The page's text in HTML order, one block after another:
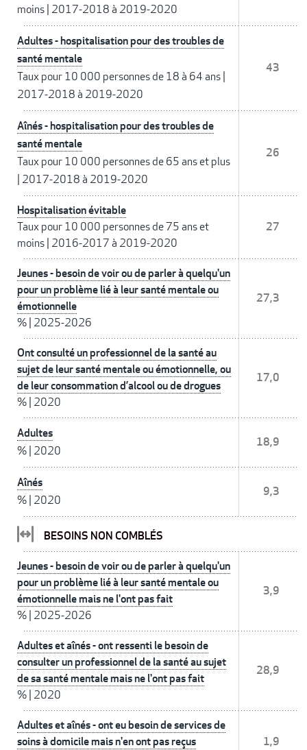
moins 2017-2018 à 2019-2020
Adultes - hospitalisation pour des troubles de
santé mentale
Taux pour 10 000 personnes de 18 à 64 ans
2017-2018 à 2019-2020
43
Aînés - hospitalisation pour des troubles de
santé mentale
Taux pour 10 000 personnes de 65 ans et plus
2017-2018 à 2019-2020
26
Hospitalisation évitable
Taux pour 10 000 personnes de 75 ans et
moins 2016-2017 à 2019-2020
27
Jeunes - besoin de voir ou de parler à quelqu'un
pour un problème lié à leur santé mentale ou
émotionnelle
% 2025-2026
27,3
Ont consulté un professionnel de la santé au
sujet de leur santé mentale ou émotionnelle, ou
de leur consommation d’alcool ou de drogues
% 2020
17,0
Adultes
% 2020
18,9
Aînés
% 2020
9,3
BESOINS NON COMBLÉS
Jeunes - besoin de voir ou de parler à quelqu'un
pour un problème lié à leur santé mentale ou
émotionnelle mais ne l'ont pas fait
% 2025-2026
3,9
Adultes et aînés - ont ressenti le besoin de
consulter un professionnel de la santé au sujet
de sa santé mentale mais ne l'ont pas fait
% 2020
28,9
Adultes et aînés - ont eu besoin de services de
soins à domicile mais n'en ont pas reçus
1,9